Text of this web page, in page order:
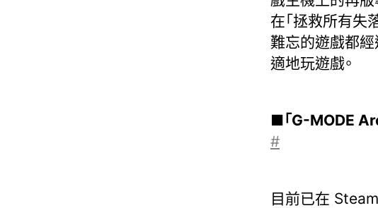
在「拯救所有失
難忘的遊戲都經
適地玩遊戲。
■「G-MODE
#
目前已在 Steam